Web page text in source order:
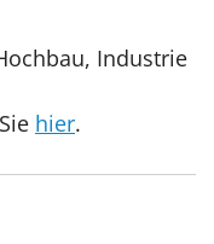
Industrie
hier.